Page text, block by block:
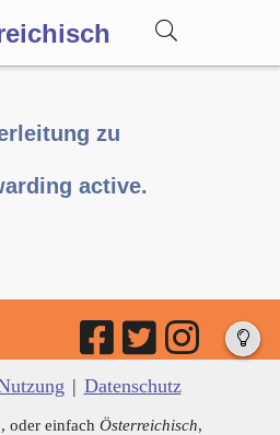
zu
active.
| Datenschutz
, oder einfach Österreichisch,